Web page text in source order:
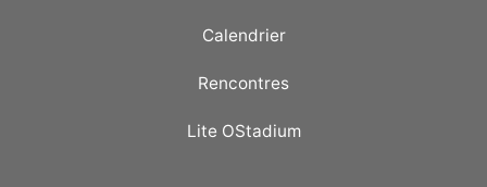
Calendrier
Rencontres
Lite OStadium